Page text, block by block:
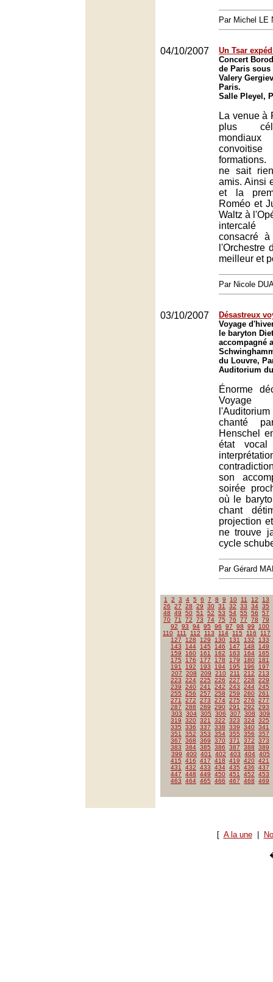
Par Michel LE
04/10/2007
Un Tsar
Concert
de Paris
Valery
Paris.
Salle Pleyel,
La venue à
plus
ne sait
amis. Ainsi
et la
Roméo et
Waltz à
consacré
l'Orchestre
meilleur et
Par Nicole
03/10/2007
Désastreux
Voyage
le baryton
accompagné
du Louvre,
Auditorium
Énorme
chanté
Henschel
état
son
soirée
où le
chant
projection
ne trouve
cycle
Par Gérard
1 2 3 4 5 6 7 8 9 10 11 12
13
26
27 28 29 30 31 32 33 34 35
48
49 50 51 52 53 54 55 56
57
70 71 72 73 74 75 76 77 78
79
92
93 94 95 96 97 98 99
100
110
111 112 113 114 115 116
117
127
128 129 130 131 132
133
143
144 145 146 147 148
149
159
160 161 162 163 164
165
175
176 177 178 179 180
181
191
192 193 194 195 196
197
207
208 209 210 211 212
213
223
224 225 226 227 228
229
239
240 241 242 243 244 245
255
256 257 258 259 260 261
271
272 273 274 275 276
277
287
288 289 290 291 292
293
303
304 305 306 307 308
309
319
320 321 322 323 324 325
335
336 337 338 339 340 341
351
352 353 354 355 356
357
367
368 369 370 371 372
373
383
384 385 386 387 388
389
399
400 401 402 403 404 405
415
416 417 418 419 420 421
431
432 433 434 435 436
437
447
448 449 450 451 452
453
463
464 465 466 467 468 469
[ A la une|